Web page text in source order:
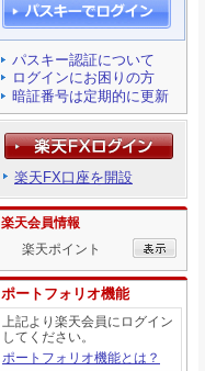
パスキー認証について
ログインにお困りの方
暗証番号は定期的に更新
楽天FX口座を開設
楽天会員情報
楽天ポイント
ポートフォリオ機能
上記より楽天会員にログイン
してください。
ポートフォリオ機能とは？